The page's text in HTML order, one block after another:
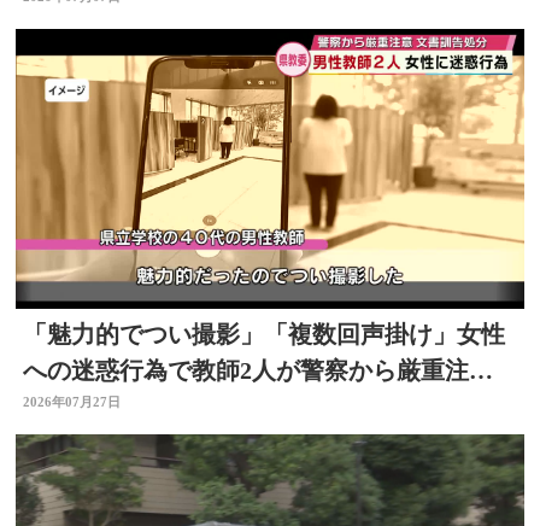
「魅力的でつい撮影」「複数回声掛け」女性
への迷惑行為で教師2人が警察から厳重注
意 文書訓告に 大分
2026年07月27日